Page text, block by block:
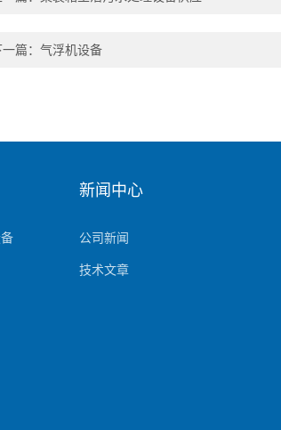
篇： 气浮机设备
新闻中心
公司新闻
技术文章